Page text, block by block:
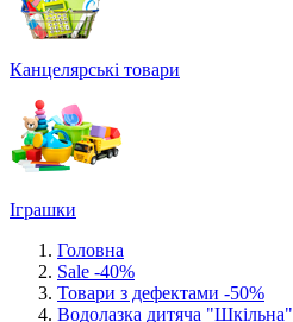
Канцелярські товари
Іграшки
Головна
Sale -40%
Товари з дефектами -50%
Водолазка дитяча "Шкільна"